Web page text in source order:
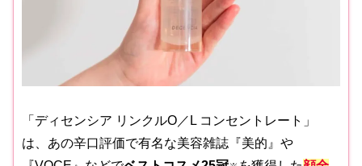
「ディセンシア リンクルO／L コンセントレート」
は、あの辛口評価で有名な美容雑誌『美的』や